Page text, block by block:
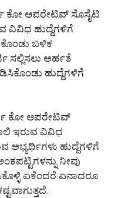
ಕೋ ಆಪರೇಟಿವ್ ಸೊಸೈಟಿ
ವಿವಿಧ ಹುದ್ದೆಗಳಿಗೆ
ಬಳಿಕ
ಸಲ್ಲಿಸಲು ಅರ್ಹತೆ
ಹುದ್ದೆಗಳಿಗೆ
ಕೋ ಆಪರೇಟಿವ್
ಇರುವ ವಿವಿಧ
ಅಭ್ಯರ್ಥಿಗಳು ಹುದ್ದೆಗಳಿಗೆ
ನೀವು
ಏಕೆಂದರೆ ಏನಾದರೂ